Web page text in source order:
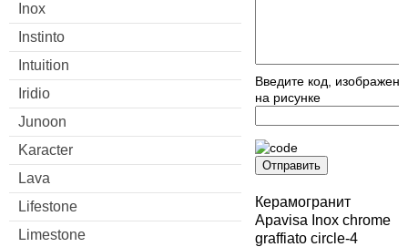
Inox
Instinto
Intuition
Iridio
Junoon
Karacter
Lava
Lifestone
Limestone
Введите код,
на рисунке
Отправить
Керамогранит
Apavisa Inox chrome
graffiato circle-4